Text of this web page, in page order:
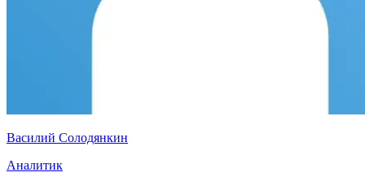
Василий Солодянкин
Аналитик